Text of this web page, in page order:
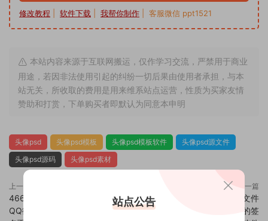
修改教程 软件下载 我帮你制作 | 客服微信 ppt1521
本站内容来源于互联网搬运，仅作学习交流，严禁用于商业
用途，若因非法使用引起的纠纷一切后果由使用者承担，与本
站无关，所收取的费用是用来维系站点运营，性质为买家友情
赞助和打赏，下单购买者即默认为同意本申明
头像psd 头像psd模板 头像psd模板软件
头像psd源文件
头像psd源码
头像psd素材
上一篇
466头像psd素材源码模板源文件
QQ微信抖音快手小红书很火的签
下一篇
468头像psd素材源码模板源文件
QQ微信抖音快手小红书很火的签
站点公告